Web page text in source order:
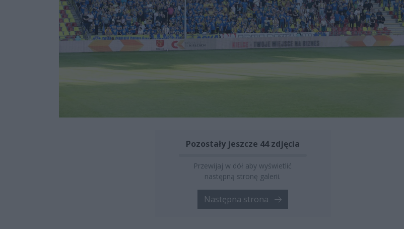
Pozostały jeszcze 44 zdjęcia
Przewijaj w dół aby wyświetlić
następną stronę galerii.
Następna strona